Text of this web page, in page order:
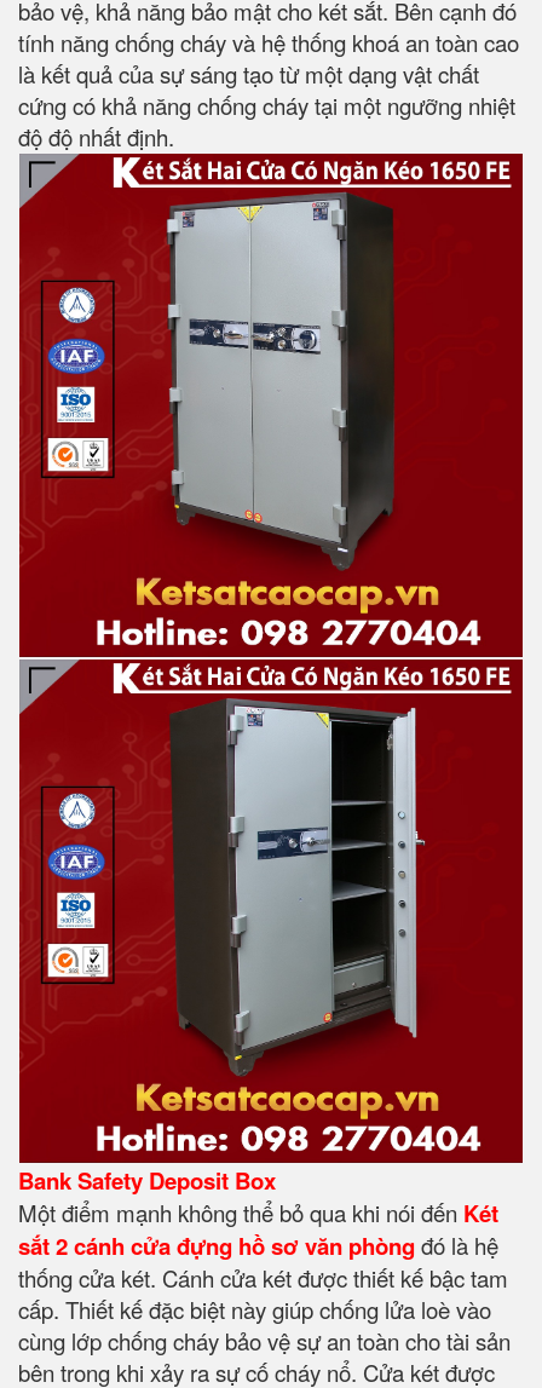
bảo vệ, khả năng bảo mật cho két sắt. Bên cạnh đó
tính năng chống cháy và hệ thống khoá an toàn cao
là kết quả của sự sáng tạo từ một dạng vật chất
cứng có khả năng chống cháy tại một ngưỡng nhiệt
độ độ nhất định.
Bank Safety Deposit Box
Một điểm mạnh không thể bỏ qua khi nói đến Két
sắt 2 cánh cửa đựng hồ sơ văn phòng đó là hệ
thống cửa két. Cánh cửa két được thiết kế bậc tam
cấp. Thiết kế đặc biệt này giúp chống lửa loè vào
cùng lớp chống cháy bảo vệ sự an toàn cho tài sản
bên trong khi xảy ra sự cố cháy nổ. Cửa két được